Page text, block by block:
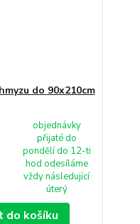
do 90x210cm
objednávky
přijaté do
pondělí do 12-ti
hod odesíláme
vždy následující
úterý
do košíku